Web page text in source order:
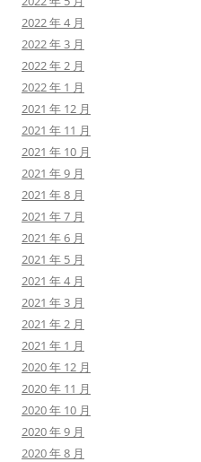
2022 年 4 月
2022 年 3 月
2022 年 2 月
2022 年 1 月
2021 年 12 月
2021 年 11 月
2021 年 10 月
2021 年 9 月
2021 年 8 月
2021 年 7 月
2021 年 6 月
2021 年 5 月
2021 年 4 月
2021 年 3 月
2021 年 2 月
2021 年 1 月
2020 年 12 月
2020 年 11 月
2020 年 10 月
2020 年 9 月
2020 年 8 月